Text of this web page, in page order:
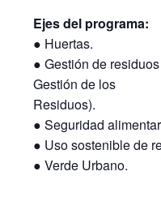
Ejes del programa:
● Huertas.
● Gestión de
Gestión de los
Residuos).
● Seguridad
● Uso sostenible de
● Verde Urbano.